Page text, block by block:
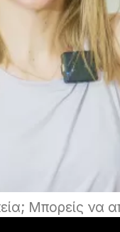
Μπορείς να